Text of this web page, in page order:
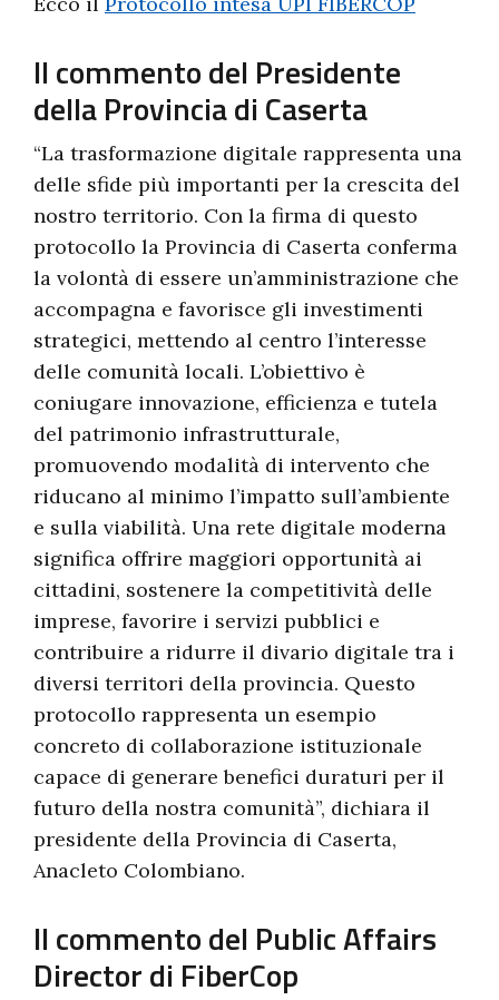
Il commento del Presidente
della Provincia di Caserta
“La trasformazione digitale rappresenta una
delle sfide più importanti per la crescita del
nostro territorio. Con la firma di questo
protocollo la Provincia di Caserta conferma
la volontà di essere un’amministrazione che
accompagna e favorisce gli investimenti
strategici, mettendo al centro l’interesse
delle comunità locali. L’obiettivo è
coniugare innovazione, efficienza e tutela
del patrimonio infrastrutturale,
promuovendo modalità di intervento che
riducano al minimo l’impatto sull’ambiente
e sulla viabilità. Una rete digitale moderna
significa offrire maggiori opportunità ai
cittadini, sostenere la competitività delle
imprese, favorire i servizi pubblici e
contribuire a ridurre il divario digitale tra i
diversi territori della provincia. Questo
protocollo rappresenta un esempio
concreto di collaborazione istituzionale
capace di generare benefici duraturi per il
futuro della nostra comunità”, dichiara il
presidente della Provincia di Caserta,
Anacleto Colombiano.
Il commento del Public Affairs
Director di FiberCop